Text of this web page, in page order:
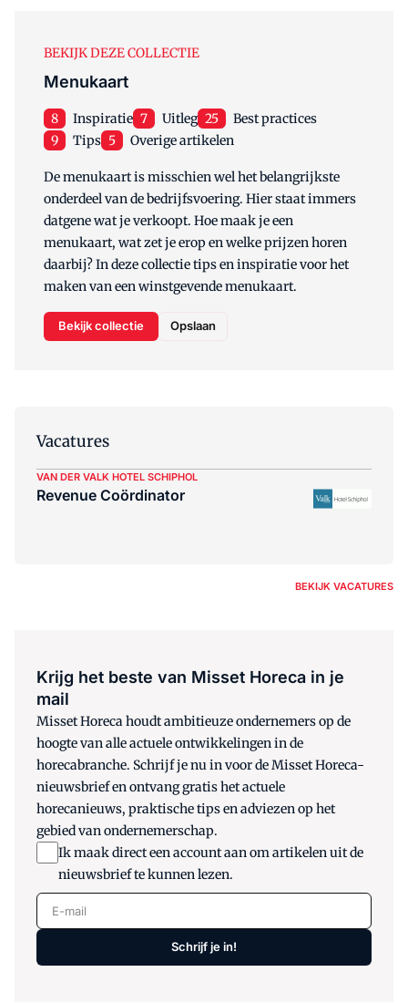
BEKIJK DEZE COLLECTIE
Menukaart
8 Inspiratie 7 Uitleg 25
Best practices
9
Tips 5 Overige artikelen
De menukaart is misschien wel het belangrijkste
onderdeel van de bedrijfsvoering. Hier staat immers
datgene wat je verkoopt. Hoe maak je een
menukaart, wat zet je erop en welke prijzen horen
daarbij? In deze collectie tips en inspiratie voor het
maken van een winstgevende menukaart.
Bekijk collectie Opslaan
Vacatures
VAN DER VALK HOTEL SCHIPHOL
Revenue Coördinator
BEKIJK VACATURES
Krijg het beste van Misset Horeca in je
mail
Misset Horeca houdt ambitieuze ondernemers op de
hoogte van alle actuele ontwikkelingen in de
horecabranche. Schrijf je nu in voor de Misset Horeca-
nieuwsbrief en ontvang gratis het actuele
horecanieuws, praktische tips en adviezen op het
gebied van ondernemerschap.
Ik maak direct een account aan om artikelen uit de
nieuwsbrief te kunnen lezen.
E-mail
Schrijf je in!